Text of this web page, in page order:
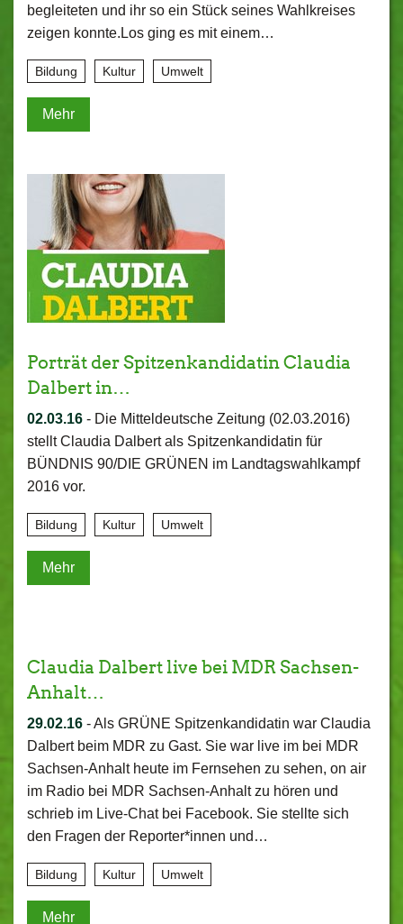
begleiteten und ihr so ein Stück seines Wahlkreises
zeigen konnte.Los ging es mit einem…
Bildung Kultur Umwelt
Mehr
Porträt der Spitzenkandidatin Claudia
Dalbert in…
02.03.16 - Die Mitteldeutsche Zeitung (02.03.2016)
stellt Claudia Dalbert als Spitzenkandidatin für
BÜNDNIS 90/DIE GRÜNEN im Landtagswahlkampf
2016 vor.
Bildung Kultur Umwelt
Mehr
Claudia Dalbert live bei MDR Sachsen-
Anhalt…
29.02.16 -Als GRÜNE Spitzenkandidatin war Claudia
Dalbert beim MDR zu Gast. Sie war live im bei MDR
Sachsen-Anhalt heute im Fernsehen zu sehen, on air
im Radio bei MDR Sachsen-Anhalt zu hören und
schrieb im Live-Chat bei Facebook. Sie stellte sich
den Fragen der Reporter*innen und…
Bildung Kultur Umwelt
Mehr